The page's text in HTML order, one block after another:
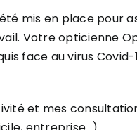
mis en place pour
Votre opticienne
face au virus
et mes